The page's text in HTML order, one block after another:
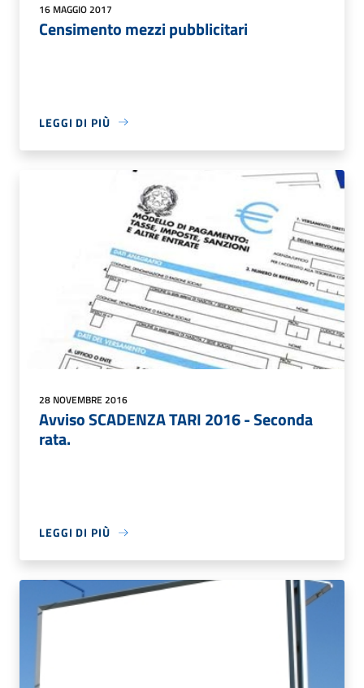
16 MAGGIO 2017
Censimento mezzi pubblicitari
LEGGI DI PIÙ
28 NOVEMBRE 2016
Avviso SCADENZA TARI 2016 - Seconda
rata.
LEGGI DI PIÙ